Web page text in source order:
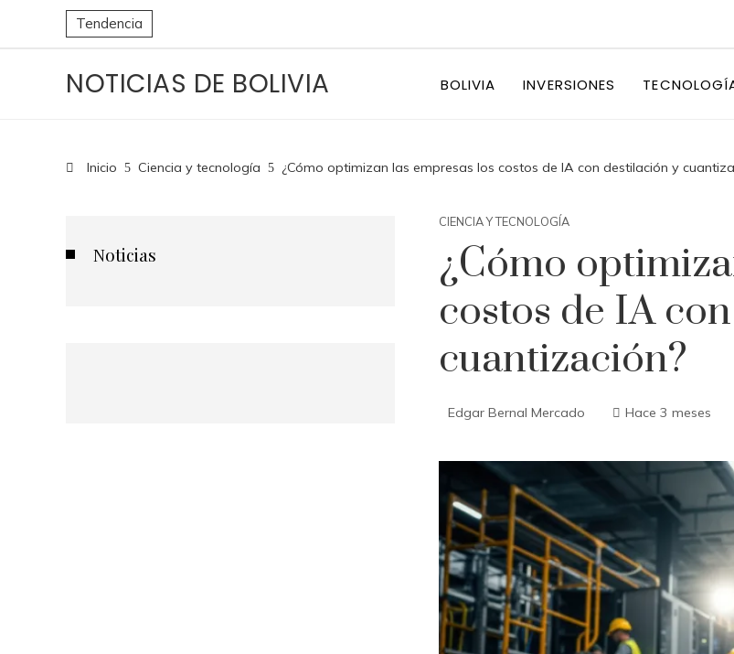
Tendencia
NOTICIAS DE BOLIVIA BOLIVIA INVERSIONES
Inicio Ciencia y tecnología ¿Cómo optimizan las empresas los costos de IA con destilación y
CIENCIA Y TECNOLOGÍA
¿Cómo
costos de IA
cuantización?
Edgar Bernal Mercado Hace 3 meses
Noticias